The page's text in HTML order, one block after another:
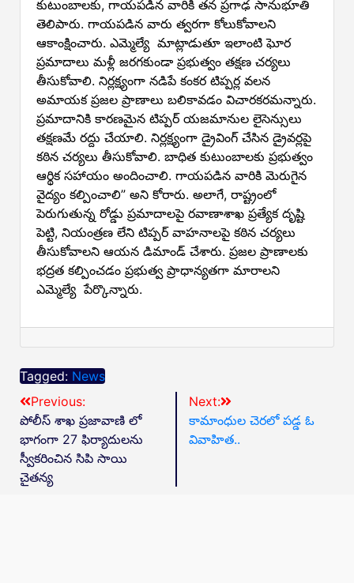
కుటుంబాలకు, గాయపడిన వారికి తన ప్రగాఢ సానుభూతి
తెలిపారు. గాయపడిన వారు త్వరగా కోలుకోవాలని
ఆకాంక్షించారు. ఎమ్మెల్యే మాట్లాడుతూ ఇలాంటి ఘోర
ప్రమాదాలు మళ్లీ జరగకుండా ప్రభుత్వం తక్షణ చర్యలు
తీసుకోవాలి. నిర్లక్ష్యంగా నడిపే కంకర టిప్పర్ల వలన
అమాయక ప్రజల ప్రాణాలు బలికావడం విచారకరమన్నారు.
ప్రమాదానికి కారణమైన టిప్పర్ యజమానుల లైసెన్సులు
తక్షణమే రద్దు చేయాలి. నిర్లక్ష్యంగా డ్రైవింగ్ చేసిన డ్రైవర్లపై
కఠిన చర్యలు తీసుకోవాలి. బాధిత కుటుంబాలకు ప్రభుత్వం
ఆర్థిక సహాయం అందించాలి. గాయపడిన వారికి మెరుగైన
వైద్యం కల్పించాలి” అని కోరారు. అలాగే, రాష్ట్రంలో
పెరుగుతున్న రోడ్డు ప్రమాదాలపై రవాణాశాఖ ప్రత్యేక దృష్టి
పెట్టి, నియంత్రణ లేని టిప్పర్ వాహనాలపై కఠిన చర్యలు
తీసుకోవాలని ఆయన డిమాండ్ చేశారు. ప్రజల ప్రాణాలకు
భద్రత కల్పించడం ప్రభుత్వ ప్రాధాన్యతగా మారాలని
ఎమ్మెల్యే పేర్కొన్నారు.
Tagged: News
Previous:
పోలీస్ శాఖ ప్రజావాణి లో
భాగంగా 27 ఫిర్యాదులను
స్వీకరించిన సిపి సాయి
చైతన్య
Next:
కామాంధుల చెరలో పడ్డ ఓ
వివాహిత..